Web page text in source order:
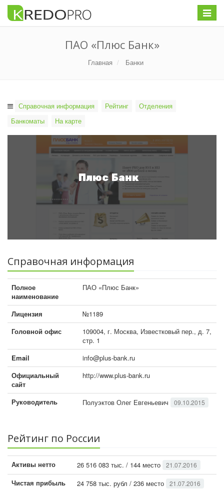
Меню
ПАО «Плюс Банк»
Главная Банки
Справочная информация Рейтинг
Отделения
Банкоматы
На карте
Плюс Банк
Справочная информация
Полное
наименование
ПАО «Плюс Банк»
Лицензия
№1189
Головной офис
109004, г. Москва, Известковый пер., д. 7,
стр. 1
Email
info@plus-bank.ru
Официальный
сайт
http://www.plus-bank.ru
Руководитель Полуэктов Олег Евгеньевич 09.10.2015
Рейтинг по России
Активы нетто 26 516 083 тыс. / 144 место 21.07.2016
Чистая прибыль 24 758 тыс. рубл / 236 место 21.07.2016